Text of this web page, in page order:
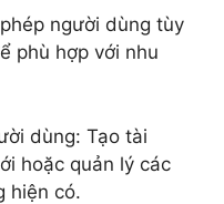
người dùng tùy
phù hợp với nhu
dùng: Tạo tài
hoặc quản lý các
hiện có.